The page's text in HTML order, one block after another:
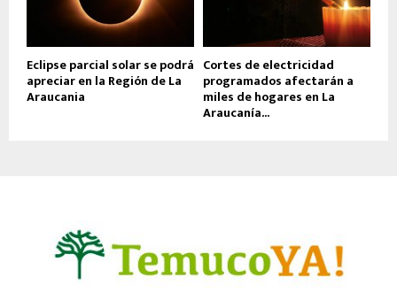
Eclipse parcial solar se podrá
apreciar en la Región de La
Araucania
Cortes de electricidad
programados afectarán a
miles de hogares en La
Araucanía...